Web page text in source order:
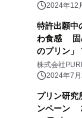
2024年12
特許出願中
わ食感 固
のプリン」
にて先行販売
株式会社PURI
2024年7
プリン研究
ンペーン